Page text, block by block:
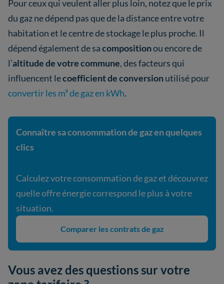
Pour ceux qui veulent aller plus loin, notez que le prix
du gaz ne dépend pas que de la distance entre votre
habitation et le centre de stockage le plus proche. Il
dépend également de sacompositionou encore de
l’altitude de votre commune, des facteurs qui
influencent lecoefficient de conversionutilisé pour
convertir les m³ de gaz en kWh.
Connaître sa consommation de gaz en quelques
clics
Calculez votre consommation de gaz et découvrez
quelle offre énergie correspond le plus à votre
situation.
Comparer les contrats de gaz
Vous avez des questions sur votre